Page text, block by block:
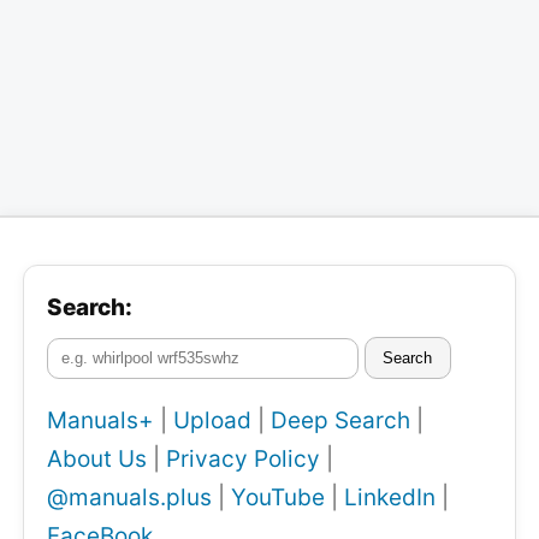
Search:
Search
Manuals+ Upload Deep Search
About Us
Privacy Policy
@manuals.plus
YouTube LinkedIn